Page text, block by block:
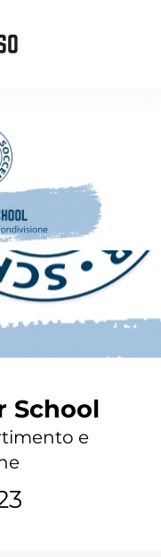
School
e